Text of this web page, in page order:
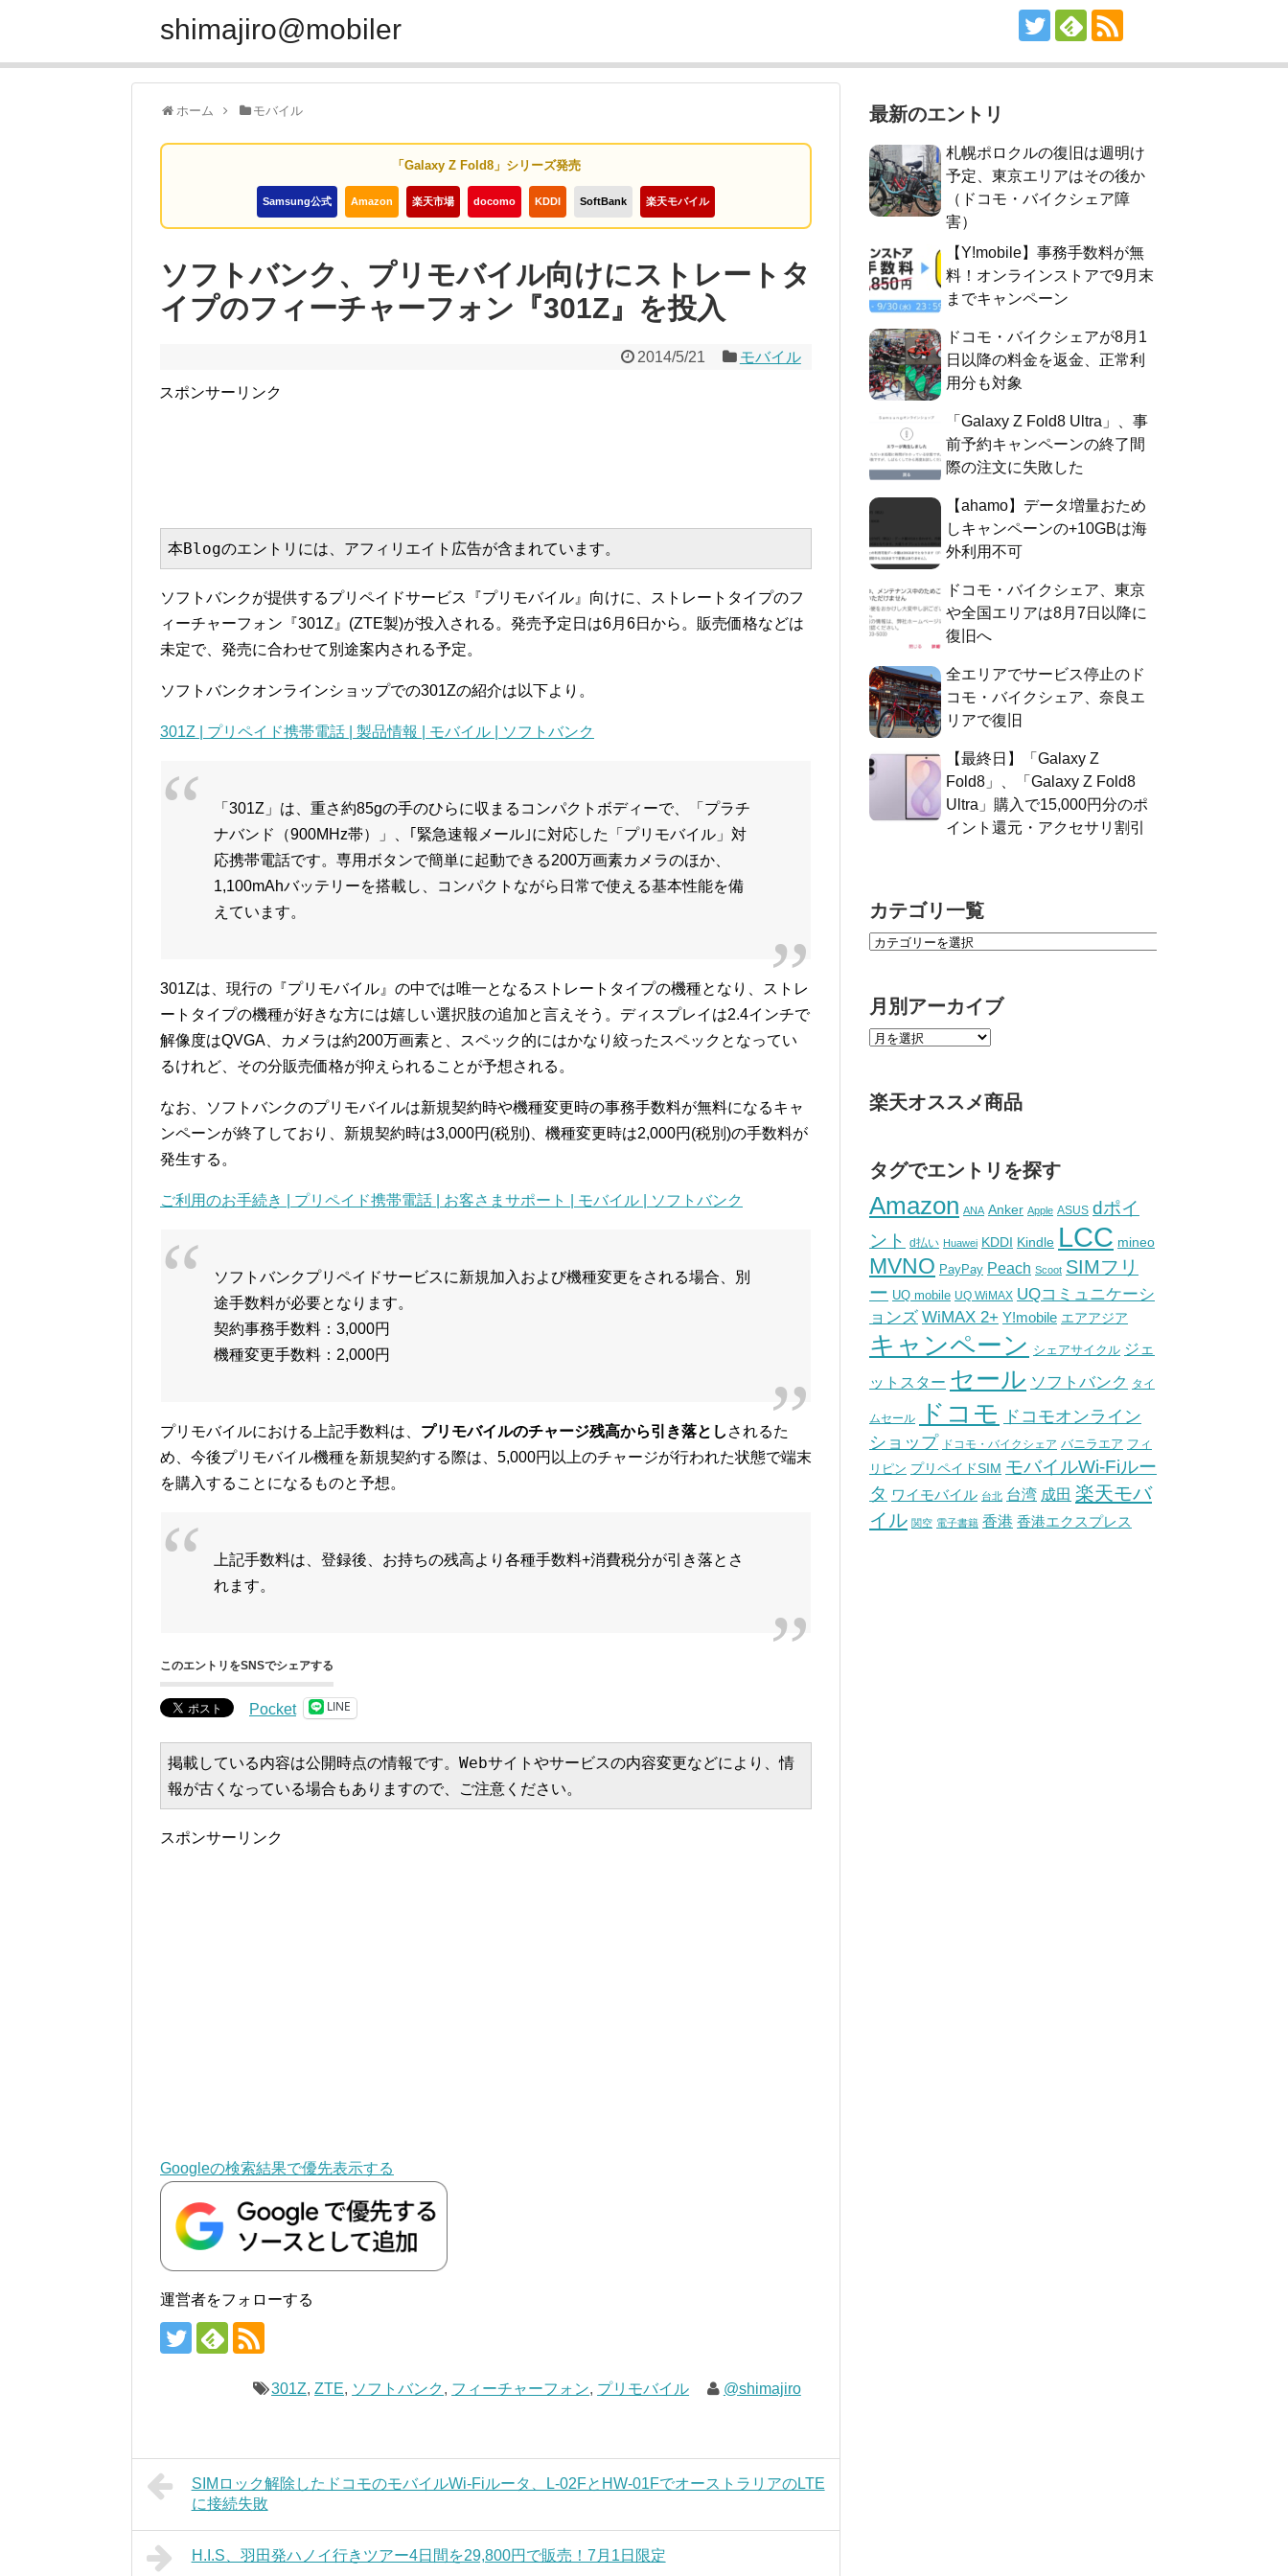
shimajiro@mobiler
ホーム モバイル
「Galaxy Z Fold8」シリーズ発売
Samsung公式 Amazon 楽天市場 docomo KDDI SoftBank 楽天モバイル
ソフトバンク、プリモバイル向けにストレートタ
イプのフィーチャーフォン『301Z』を投入
2014/5/21 モバイル
スポンサーリンク
本Blogのエントリには、アフィリエイト広告が含まれています。
ソフトバンクが提供するプリペイドサービス『プリモバイル』向けに、ストレートタイプのフ
ィーチャーフォン『301Z』(ZTE製)が投入される。発売予定日は6月6日から。販売価格などは
未定で、発売に合わせて別途案内される予定。
ソフトバンクオンラインショップでの301Zの紹介は以下より。
301Z | プリペイド携帯電話 | 製品情報 | モバイル | ソフトバンク
「301Z」は、重さ約85gの手のひらに収まるコンパクトボディーで、「プラチ
ナバンド（900MHz帯）」、｢緊急速報メール｣に対応した「プリモバイル」対
応携帯電話です。専用ボタンで簡単に起動できる200万画素カメラのほか、
1,100mAhバッテリーを搭載し、コンパクトながら日常で使える基本性能を備
えています。
301Zは、現行の『プリモバイル』の中では唯一となるストレートタイプの機種となり、ストレ
ートタイプの機種が好きな方には嬉しい選択肢の追加と言えそう。ディスプレイは2.4インチで
解像度はQVGA、カメラは約200万画素と、スペック的にはかなり絞ったスペックとなってい
るけれど、その分販売価格が抑えられることが予想される。
なお、ソフトバンクのプリモバイルは新規契約時や機種変更時の事務手数料が無料になるキャ
ンペーンが終了しており、新規契約時は3,000円(税別)、機種変更時は2,000円(税別)の手数料が
発生する。
ご利用のお手続き | プリペイド携帯電話 | お客さまサポート | モバイル | ソフトバンク
ソフトバンクプリペイドサービスに新規加入および機種変更をされる場合、別
途手数料が必要となります。
契約事務手数料：3,000円
機種変更手数料：2,000円
プリモバイルにおける上記手数料は、 プリモバイルのチャージ残高から引き落とし されるた
め、今後プリモバイル機種を新規契約する際は、5,000円以上のチャージが行われた状態で端末
を購入することになるものと予想。
上記手数料は、登録後、お持ちの残高より各種手数料+消費税分が引き落とさ
れます。
このエントリをSNSでシェアする
Pocket LINE
掲載している内容は公開時点の情報です。Webサイトやサービスの内容変更などにより、情
報が古くなっている場合もありますので、ご注意ください。
スポンサーリンク
Googleの検索結果で優先表示する
運営者をフォローする
301Z,ZTE, ソフトバンク , フィーチャーフォン, プリモバイル @shimajiro
SIMロック解除したドコモのモバイルWi-Fiルータ、L-02FとHW-01FでオーストラリアのLTE
に接続失敗
H.I.S、羽田発ハノイ行きツアー4日間を29,800円で販売！7月1日限定
最新のエントリ
札幌ポロクルの復旧は週明け
予定、東京エリアはその後か
（ドコモ・バイクシェア障
害）
【Y!mobile】事務手数料が無
料！オンラインストアで9月末
までキャンペーン
ドコモ・バイクシェアが8月1
日以降の料金を返金、正常利
用分も対象
「Galaxy Z Fold8 Ultra」、事
前予約キャンペーンの終了間
際の注文に失敗した
【ahamo】データ増量おため
しキャンペーンの+10GBは海
外利用不可
ドコモ・バイクシェア、東京
や全国エリアは8月7日以降に
復旧へ
全エリアでサービス停止のド
コモ・バイクシェア、奈良エ
リアで復旧
【最終日】「Galaxy Z
Fold8」、「Galaxy Z Fold8
Ultra」購入で15,000円分のポ
イント還元・アクセサリ割引
カテゴリ一覧
月別アーカイブ
楽天オススメ商品
タグでエントリを探す
Amazon ANA Anker Apple ASUS dポイ
ント
d払い Huawei KDDI Kindle LCC mineo
MVNO PayPay Peach Scoot SIMフリ
ー UQ mobile UQ WiMAX UQコミュニケーシ
ョンズ WiMAX 2+ Y!mobile エアアジア
キャンペーン シェアサイクル ジェ
ットスター セール ソフトバンク タイ
ムセール ドコモ
ドコモオンライン
ショップ ドコモ・バイクシェア バニラエア フィ
リピン プリペイドSIM モバイルWi-Fiルー
タ ワイモバイル 台北 台湾 成田 楽天モバ
イル 関空 電子書籍 香港 香港エクスプレス